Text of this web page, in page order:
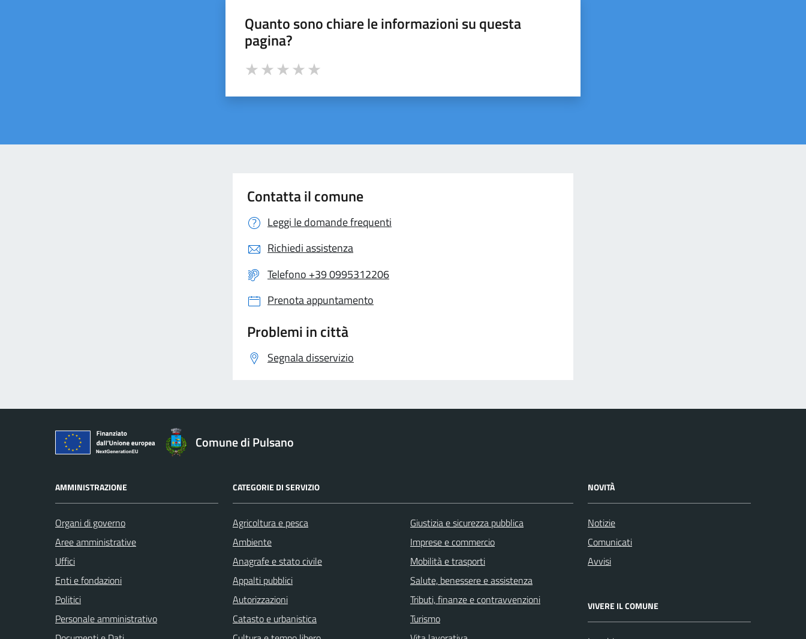
Quanto sono chiare le informazioni su questa
pagina?
Contatta il comune
Leggi le domande frequenti
Richiedi assistenza
Telefono +39 0995312206
Prenota appuntamento
Problemi in città
Segnala disservizio
Comune di Pulsano
AMMINISTRAZIONE
Organi di governo
Aree amministrative
Uffici
Enti e fondazioni
Politici
Personale amministrativo
CATEGORIE DI SERVIZIO
Agricoltura e pesca
Ambiente
Anagrafe e stato civile
Appalti pubblici
Autorizzazioni
Catasto e urbanistica
Giustizia e sicurezza pubblica
Imprese e commercio
Mobilità e trasporti
Salute, benessere e assistenza
Tributi, finanze e contravvenzioni
Turismo
NOVITÀ
Notizie
Comunicati
Avvisi
VIVERE IL COMUNE